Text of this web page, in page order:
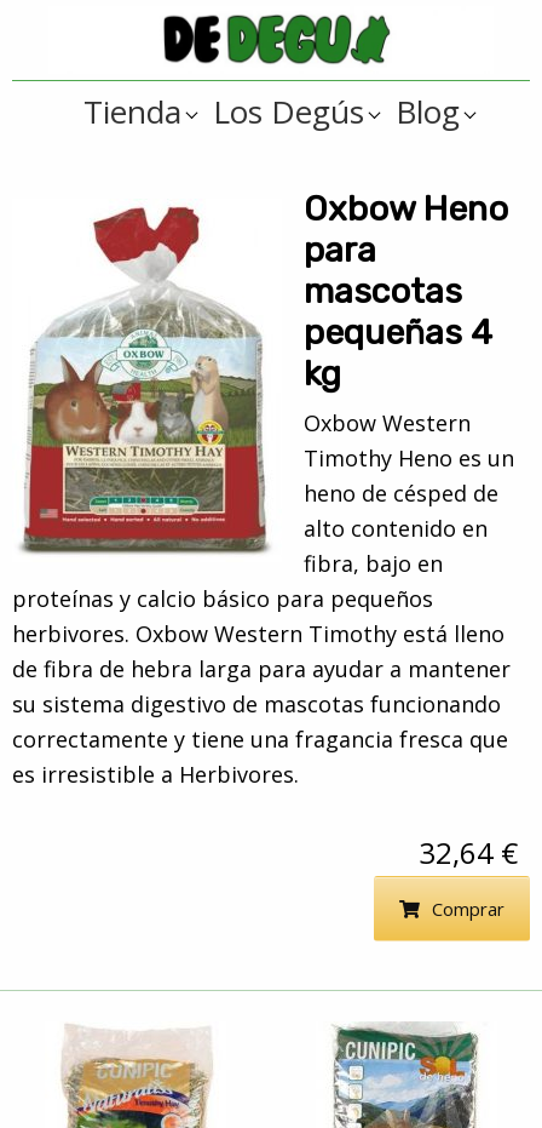
la
navegación
contenido
principal
De
Tienda
online
regalos
para
degús
??
Tienda Los Degús Blog
Oxbow Heno
para
mascotas
pequeñas 4
kg
Oxbow Western
Timothy Heno es un
heno de césped de
alto contenido en
fibra, bajo en
proteínas y calcio básico para pequeños
herbivores. Oxbow Western Timothy está lleno
de fibra de hebra larga para ayudar a mantener
su sistema digestivo de mascotas funcionando
correctamente y tiene una fragancia fresca que
es irresistible a Herbivores.
32,64 €
Comprar